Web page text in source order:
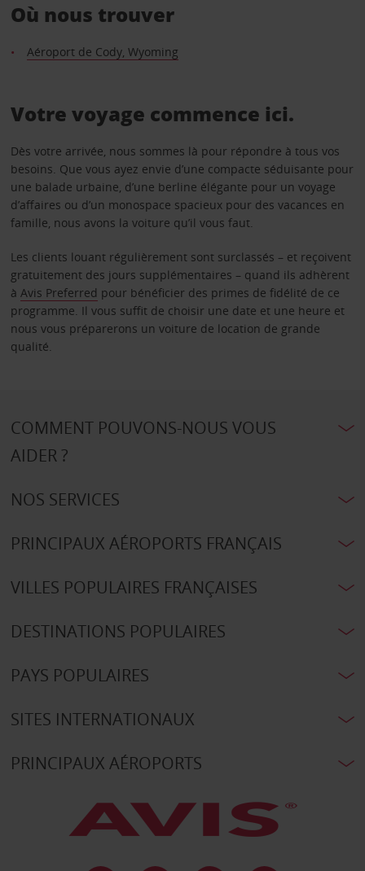
Où nous trouver
Aéroport de Cody, Wyoming
Votre voyage commence ici.
Dès votre arrivée, nous sommes là pour répondre à tous vos
besoins. Que vous ayez envie d’une compacte séduisante pour
une balade urbaine, d’une berline élégante pour un voyage
d’affaires ou d’un monospace spacieux pour des vacances en
famille, nous avons la voiture qu’il vous faut.
Les clients louant régulièrement sont surclassés – et reçoivent
gratuitement des jours supplémentaires – quand ils adhèrent
à Avis Preferred pour bénéficier des primes de fidélité de ce
programme. Il vous suffit de choisir une date et une heure et
nous vous préparerons un voiture de location de grande
qualité.
COMMENT POUVONS-NOUS VOUS
AIDER ?
NOS SERVICES
PRINCIPAUX AÉROPORTS FRANÇAIS
VILLES POPULAIRES FRANÇAISES
DESTINATIONS POPULAIRES
PAYS POPULAIRES
SITES INTERNATIONAUX
PRINCIPAUX AÉROPORTS